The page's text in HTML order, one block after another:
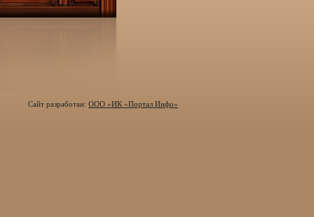
Сайт разработан: ООО «ИК «Портал Инфо»